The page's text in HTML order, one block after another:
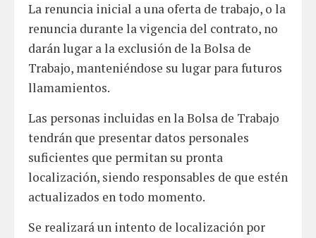
La renuncia inicial a una oferta de trabajo, o la
renuncia durante la vigencia del contrato, no
darán lugar a la exclusión de la Bolsa de
Trabajo, manteniéndose su lugar para futuros
llamamientos.
Las personas incluidas en la Bolsa de Trabajo
tendrán que presentar datos personales
suficientes que permitan su pronta
localización, siendo responsables de que estén
actualizados en todo momento.
Se realizará un intento de localización por